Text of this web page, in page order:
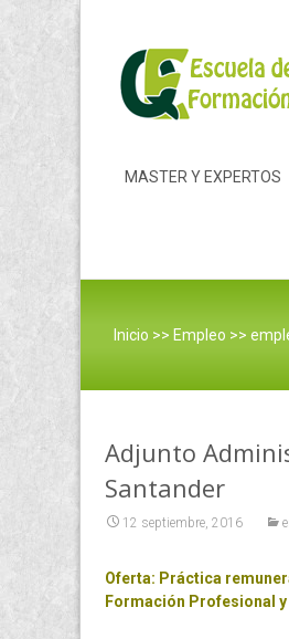
MASTER Y EXPERTOS
Inicio >> Empleo >>
Adjunto
Santander
12 septiembre, 2016
Oferta: Práctica
Formación Profesional y